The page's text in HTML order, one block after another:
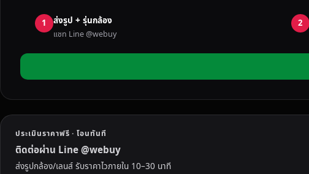
ล้
อ
ง
อ
ใ
น
ต
1 ส่งรูป + รุ่นกล้อง
แชท Line @webuy
2
ประเมินราคาฟรี · โอนทันที
ติดต่อผ่าน Line @webuy
ส่งรูปกล้อง/เลนส์ รับราคาไวภายใน 10–30 นาที